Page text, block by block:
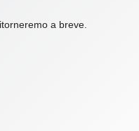
a breve.